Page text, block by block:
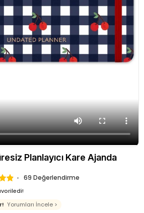
Planlayıcı Kare Ajanda
69 Değerlendirme
Yorumları İncele >